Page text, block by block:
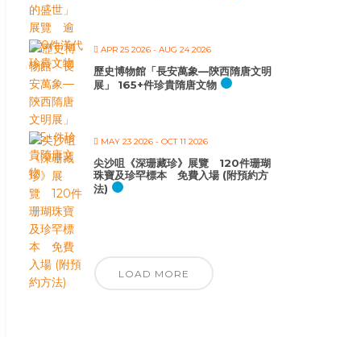
APR 25 2026 - AUG 24 2026
歷史博物館「長安萬象—陝西隋唐文明
展」 165+件珍貴隋唐文物
MAY 23 2026 - OCT 11 2026
尖沙咀《深珊藏珍》展覽 120件珊瑚
珠寶及珍罕標本 免費入場 (附預約方
法)
LOAD MORE